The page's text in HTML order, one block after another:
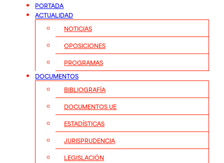
PORTADA
ACTUALIDAD
NOTICIAS
OPOSICIONES
PROGRAMAS
DOCUMENTOS
BIBLIOGRAFÍA
DOCUMENTOS UE
ESTADÍSTICAS
JURISPRUDENCIA
LEGISLACIÓN